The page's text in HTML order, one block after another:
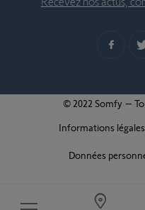
© 2022 Somfy –
Informations légales
Données